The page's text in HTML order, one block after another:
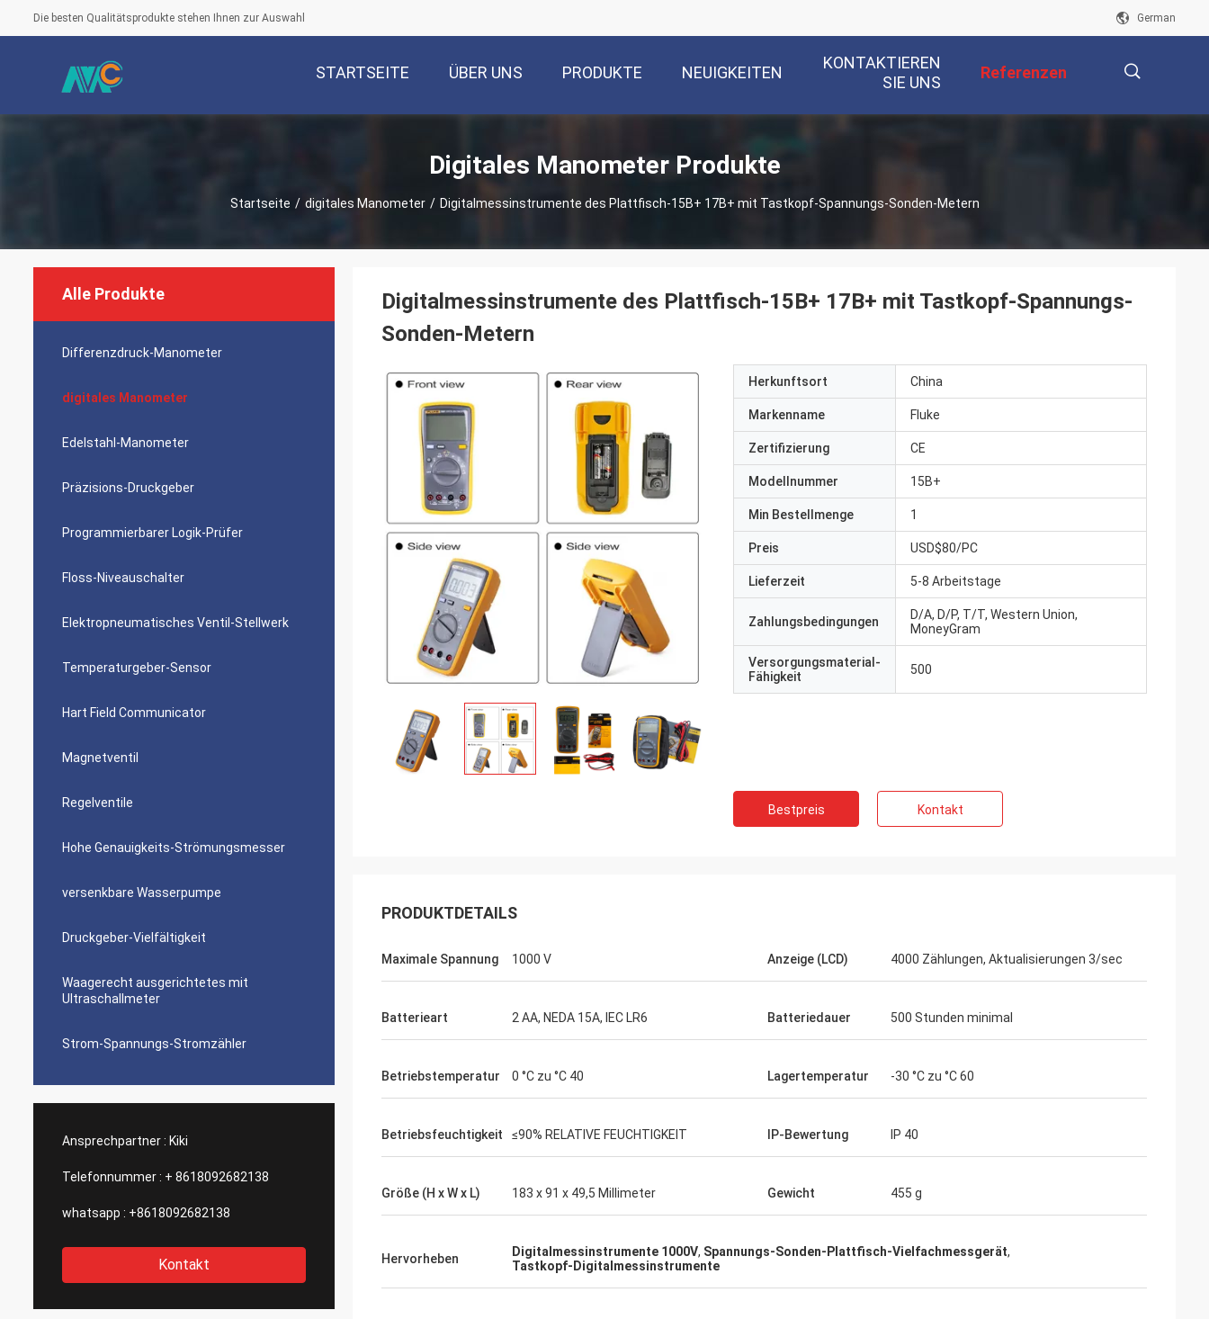
Die besten Qualitätsprodukte stehen Ihnen zur Auswahl German
STARTSEITE ÜBER UNS PRODUKTE NEUIGKEITEN
KONTAKTIEREN
SIE UNS
Referenzen
Digitales Manometer Produkte
Startseite / digitales Manometer / Digitalmessinstrumente des Plattfisch-15B+ 17B+ mit Tastkopf-Spannungs-Sonden-Metern
Alle Produkte
Differenzdruck-Manometer
digitales Manometer
Edelstahl-Manometer
Präzisions-Druckgeber
Programmierbarer Logik-Prüfer
Floss-Niveauschalter
Elektropneumatisches Ventil-Stellwerk
Temperaturgeber-Sensor
Hart Field Communicator
Magnetventil
Regelventile
Hohe Genauigkeits-Strömungsmesser
versenkbare Wasserpumpe
Druckgeber-Vielfältigkeit
Waagerecht ausgerichtetes mit
Ultraschallmeter
Strom-Spannungs-Stromzähler
Ansprechpartner : Kiki
Telefonnummer : + 8618092682138
whatsapp : +8618092682138
Kontakt
Digitalmessinstrumente des Plattfisch-15B+ 17B+ mit Tastkopf-Spannungs-
Sonden-Metern
Herkunftsort China
Markenname Fluke
Zertifizierung CE
Modellnummer 15B+
Min Bestellmenge 1
Preis USD$80/PC
Lieferzeit 5-8 Arbeitstage
Zahlungsbedingungen
D/A, D/P, T/T, Western Union,
MoneyGram
Versorgungsmaterial-
Fähigkeit
500
Bestpreis Kontakt
PRODUKTDETAILS
Maximale Spannung 1000 V Anzeige (LCD) 4000 Zählungen, Aktualisierungen 3/sec
Batterieart 2 AA, NEDA 15A, IEC LR6 Batteriedauer 500 Stunden minimal
Betriebstemperatur 0 °C zu °C 40 Lagertemperatur -30 °C zu °C 60
Betriebsfeuchtigkeit ≤90% RELATIVE FEUCHTIGKEIT IP-Bewertung IP 40
Größe (H x W x L) 183 x 91 x 49,5 Millimeter Gewicht 455 g
Hervorheben Digitalmessinstrumente 1000V, Spannungs-Sonden-Plattfisch-Vielfachmessgerät,
Tastkopf-Digitalmessinstrumente